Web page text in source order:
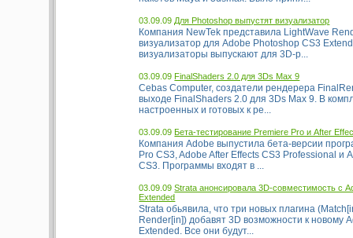
03.09.09 Для Photoshop выпустят визуализатор
Компания NewTek представила LightWave
визуализатор для Adobe Photoshop CS3
визуализаторы выпускают для 3D-р...
03.09.09 FinalShaders 2.0 для 3Ds Max 9
Cebas Computer, создатели рендерера
выходе FinalShaders 2.0 для 3Ds Max 9. В
настроенных и готовых к ре...
03.09.09 Бета-тестирование Premiere Pro и After
Компания Adobe выпустила бета-версии
Pro CS3, Adobe After Effects CS3 Professional и
CS3. Программы входят в ...
03.09.09Strata анонсировала 3D-совместимость с
Extended
Strata обьявила, что три новых плагина
Render[in]) добавят 3D возможности к новому
Extended. Все они будут...